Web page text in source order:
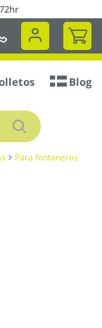
Mi
Buscar
Blog
Para fontaneros